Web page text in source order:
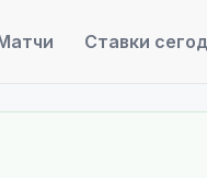
Ставки